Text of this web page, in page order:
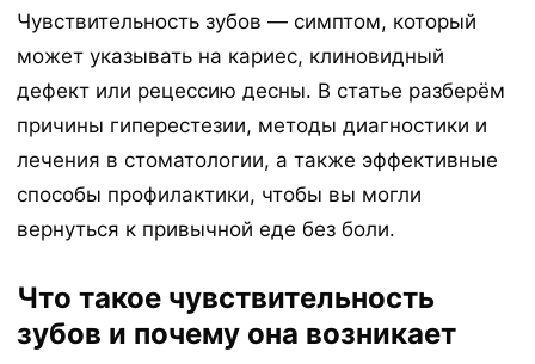
Чувствительность зубов — симптом, который
может указывать на кариес, клиновидный
дефект или рецессию десны. В статье разберём
причины гиперестезии, методы диагностики и
лечения в стоматологии, а также эффективные
способы профилактики, чтобы вы могли
вернуться к привычной еде без боли.
Что такое чувствительность
зубов и почему она возникает